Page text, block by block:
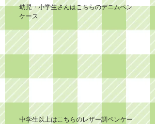
幼児・小学生さんはこちらのデニムペン
ケース
中学生以上はこちらのレザー調ペンケー